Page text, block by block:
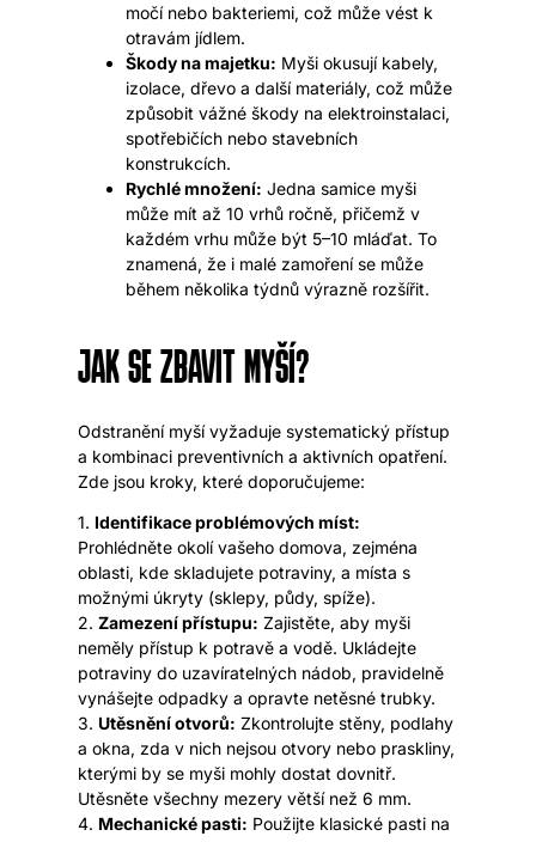
močí nebo bakteriemi, což může vést k
otravám jídlem.
Škody na majetku: Myši okusují kabely,
izolace, dřevo a další materiály, což může
způsobit vážné škody na elektroinstalaci,
spotřebičích nebo stavebních
konstrukcích.
Rychlé množení: Jedna samice myši
může mít až 10 vrhů ročně, přičemž v
každém vrhu může být 5–10 mláďat. To
znamená, že i malé zamoření se může
během několika týdnů výrazně rozšířit.
JAK SE ZBAVIT MYŠÍ?
Odstranění myší vyžaduje systematický přístup
a kombinaci preventivních a aktivních opatření.
Zde jsou kroky, které doporučujeme:
1. Identifikace problémových míst:
Prohlédněte okolí vašeho domova, zejména
oblasti, kde skladujete potraviny, a místa s
možnými úkryty (sklepy, půdy, spíže).
2.Zamezení přístupu: Zajistěte, aby myši
neměly přístup k potravě a vodě. Ukládejte
potraviny do uzavíratelných nádob, pravidelně
vynášejte odpadky a opravte netěsné trubky.
3. Utěsnění otvorů: Zkontrolujte stěny, podlahy
a okna, zda v nich nejsou otvory nebo praskliny,
kterými by se myši mohly dostat dovnitř.
Utěsněte všechny mezery větší než 6 mm.
4. Mechanické pasti: Použijte klasické pasti na